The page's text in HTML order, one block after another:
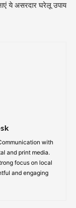
ये असरदार घरेलू उपाय
with
and print media.
focus on local
and engaging